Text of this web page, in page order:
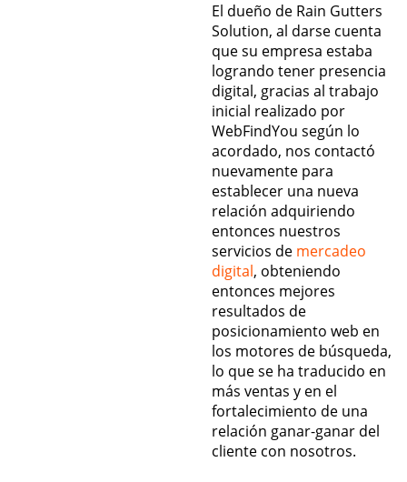
El dueño de Rain Gutters
Solution, al darse cuenta
que su empresa estaba
logrando tener presencia
digital, gracias al trabajo
inicial realizado por
WebFindYou según lo
acordado, nos contactó
nuevamente para
establecer una nueva
relación adquiriendo
entonces nuestros
servicios de mercadeo
digital, obteniendo
entonces mejores
resultados de
posicionamiento web en
los motores de búsqueda,
lo que se ha traducido en
más ventas y en el
fortalecimiento de una
relación ganar-ganar del
cliente con nosotros.